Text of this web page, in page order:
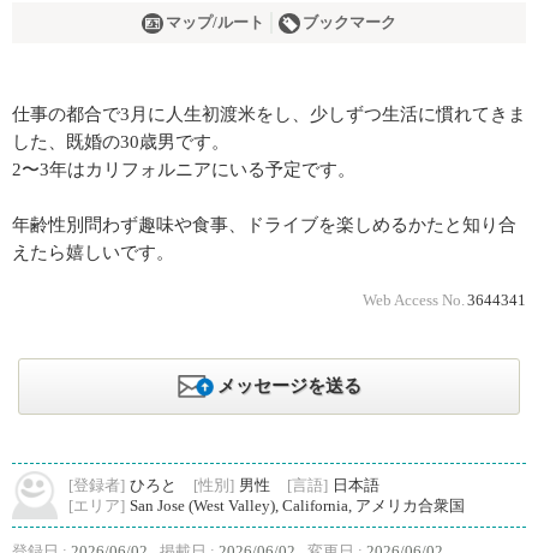
マップ/ルート ブックマーク
仕事の都合で3月に人生初渡米をし、少しずつ生活に慣れてきま
した、既婚の30歳男です。
2〜3年はカリフォルニアにいる予定です。
年齢性別問わず趣味や食事、ドライブを楽しめるかたと知り合
えたら嬉しいです。
Web Access No. 3644341
メッセージを送る
[登録者] ひろと [性別] 男性 [言語] 日本語
[エリア] San Jose (West Valley), California, アメリカ合衆国